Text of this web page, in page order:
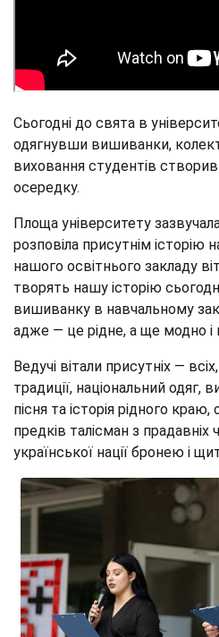
Сьогодні до свята в
одягнувши вишиванки,
виховання студентів
осередку.
Площа університету
розповіла присутнім історію
нашого освітнього закладу
творять нашу історію
вишиванку в навчальному
адже — це рідне, а ще модно і
Ведучі вітали присутніх —
традиції, національний
пісня та історія рідного краю,
предків талісман з прадавніх
української нації бронею і